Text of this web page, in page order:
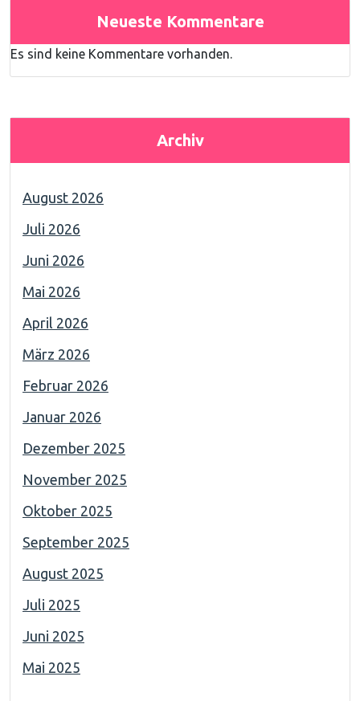
Neueste Kommentare
Es sind keine Kommentare vorhanden.
Archiv
August 2026
Juli 2026
Juni 2026
Mai 2026
April 2026
März 2026
Februar 2026
Januar 2026
Dezember 2025
November 2025
Oktober 2025
September 2025
August 2025
Juli 2025
Juni 2025
Mai 2025